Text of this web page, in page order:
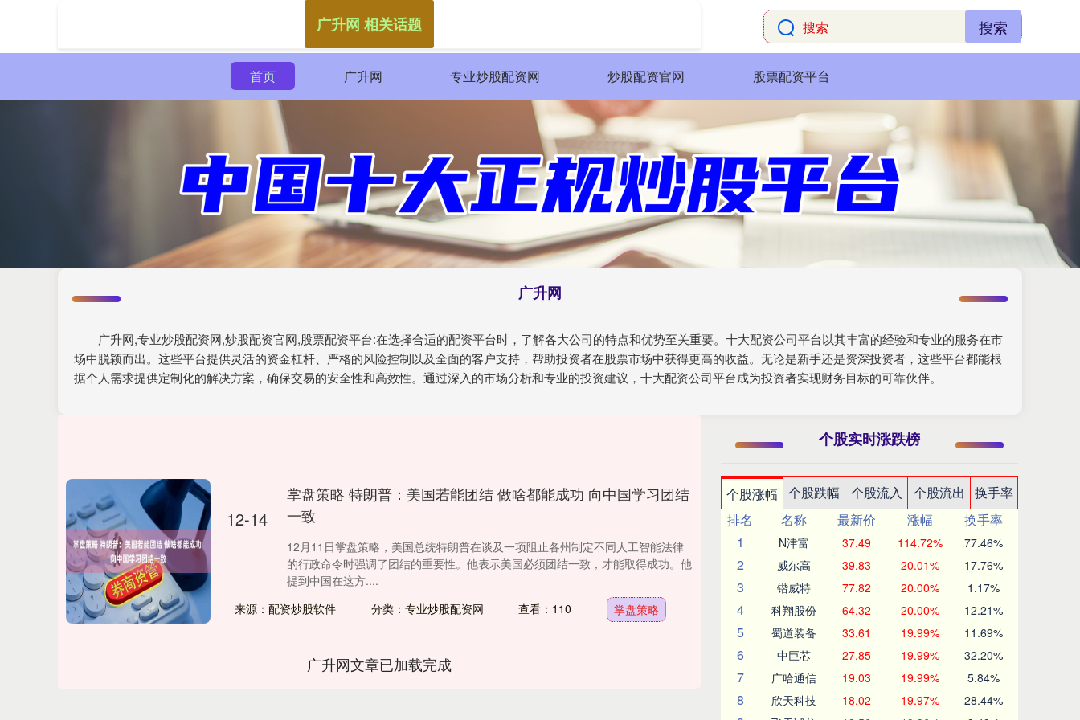
搜索
首页 广升网 专业炒股配资网 炒股配资官网 股票配资平台
广升网
广升网,专业炒股配资网,炒股配资官网,股票配资平台:在选择合适的配资平台时，了解各大公司的特点和优势至关重要。十大配资公司平台以其丰富的经验和专业的服务在市
场中脱颖而出。这些平台提供灵活的资金杠杆、严格的风险控制以及全面的客户支持，帮助投资者在股票市场中获得更高的收益。无论是新手还是资深投资者，这些平台都能根
据个人需求提供定制化的解决方案，确保交易的安全性和高效性。通过深入的市场分析和专业的投资建议，十大配资公司平台成为投资者实现财务目标的可靠伙伴。
广升网 相关话题
12-14
掌盘策略 特朗普：美国若能团结 做啥都能成功 向中国学习团结
一致
12月11日掌盘策略，美国总统特朗普在谈及一项阻止各州制定不同人工智能法律
的行政命令时强调了团结的重要性。他表示美国必须团结一致，才能取得成功。他
提到中国在这方....
来源：配资炒股软件
分类：专业炒股配资网 查看：110 掌盘策略
广升网文章已加载完成
个股实时涨跌榜
个股涨幅 个股跌幅 个股流入 个股流出
换手率
排名
名称 最新价 涨幅
换手率
1
N津富 37.49 114.72% 77.46%
2 威尔高 39.83 20.01% 17.76%
3 锴威特 77.82 20.00% 1.17%
4 科翔股份 64.32 20.00% 12.21%
5 蜀道装备 33.61 19.99% 11.69%
6 中巨芯 27.85 19.99% 32.20%
7 广哈通信 19.03 19.99% 5.84%
8 欣天科技 18.02 19.97% 28.44%